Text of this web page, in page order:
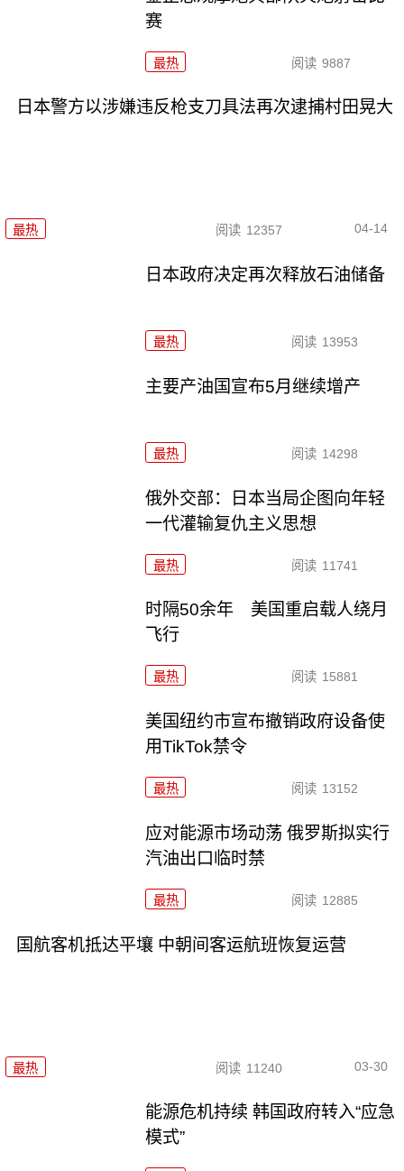
赛
最热 阅读 9887
日本警方以涉嫌违反枪支刀具法再次逮捕村田晃大
最热 阅读 12357 04-14
日本政府决定再次释放石油储备
最热 阅读 13953
主要产油国宣布5月继续增产
最热 阅读 14298
俄外交部：日本当局企图向年轻
一代灌输复仇主义思想
最热 阅读 11741
时隔50余年 美国重启载人绕月
飞行
最热 阅读 15881
美国纽约市宣布撤销政府设备使
用TikTok禁令
最热 阅读 13152
应对能源市场动荡 俄罗斯拟实行
汽油出口临时禁
最热 阅读 12885
国航客机抵达平壤 中朝间客运航班恢复运营
最热 阅读 11240 03-30
能源危机持续 韩国政府转入“应急
模式”